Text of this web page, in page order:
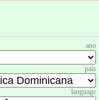
ano
país
language